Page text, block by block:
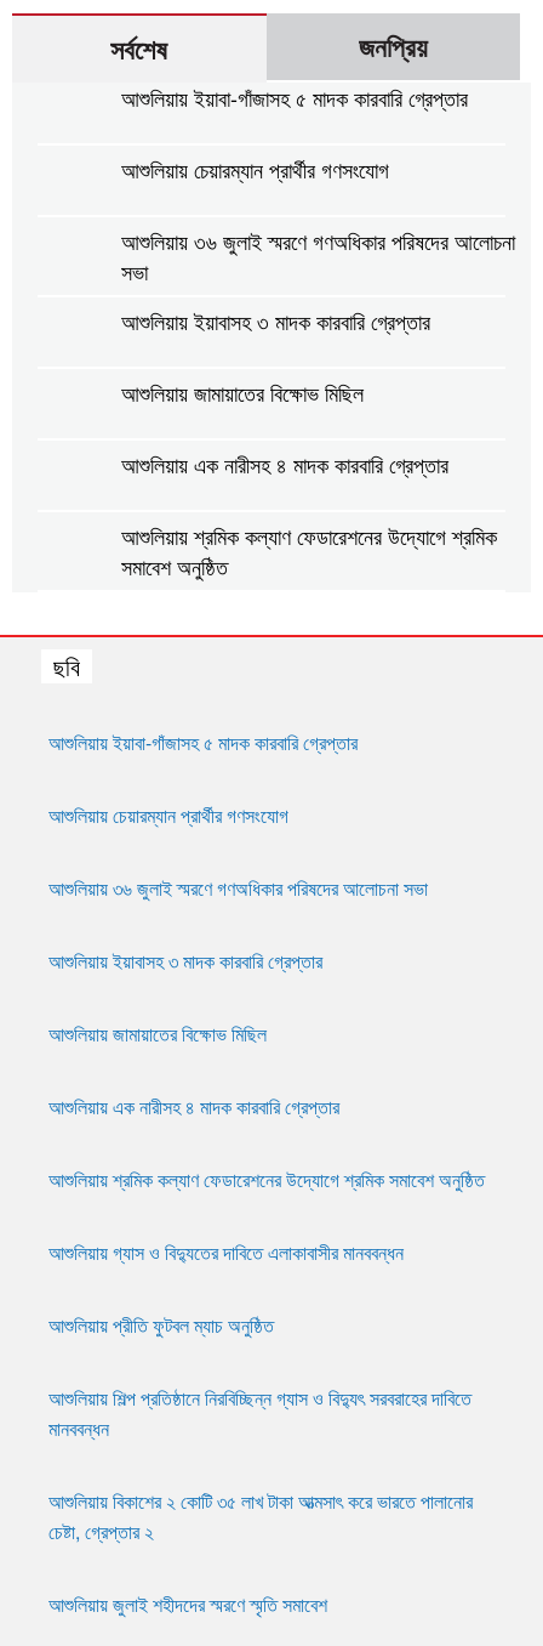
সর্বশেষ জনপ্রিয়
আশুলিয়ায় ইয়াবা-গাঁজাসহ ৫ মাদক কারবারি গ্রেপ্তার
আশুলিয়ায় চেয়ারম্যান প্রার্থীর গণসংযোগ
আশুলিয়ায় ৩৬ জুলাই স্মরণে গণঅধিকার পরিষদের আলোচনা
সভা
আশুলিয়ায় ইয়াবাসহ ৩ মাদক কারবারি গ্রেপ্তার
আশুলিয়ায় জামায়াতের বিক্ষোভ মিছিল
আশুলিয়ায় এক নারীসহ ৪ মাদক কারবারি গ্রেপ্তার
আশুলিয়ায় শ্রমিক কল্যাণ ফেডারেশনের উদ্যোগে শ্রমিক
সমাবেশ অনুষ্ঠিত
আশুলিয়ায় শিল্প প্রতিষ্ঠানে নিরবিচ্ছিন্ন গ্যাস ও বিদ্যুৎ
ছবি
আশুলিয়ায় ইয়াবা-গাঁজাসহ ৫ মাদক কারবারি গ্রেপ্তার
আশুলিয়ায় চেয়ারম্যান প্রার্থীর গণসংযোগ
আশুলিয়ায় ৩৬ জুলাই স্মরণে গণঅধিকার পরিষদের আলোচনা সভা
আশুলিয়ায় ইয়াবাসহ ৩ মাদক কারবারি গ্রেপ্তার
আশুলিয়ায় জামায়াতের বিক্ষোভ মিছিল
আশুলিয়ায় এক নারীসহ ৪ মাদক কারবারি গ্রেপ্তার
আশুলিয়ায় শ্রমিক কল্যাণ ফেডারেশনের উদ্যোগে শ্রমিক সমাবেশ অনুষ্ঠিত
আশুলিয়ায় গ্যাস ও বিদ্যুতের দাবিতে এলাকাবাসীর মানববন্ধন
আশুলিয়ায় প্রীতি ফুটবল ম্যাচ অনুষ্ঠিত
আশুলিয়ায় শিল্প প্রতিষ্ঠানে নিরবিচ্ছিন্ন গ্যাস ও বিদ্যুৎ সরবরাহের দাবিতে
মানববন্ধন
আশুলিয়ায় বিকাশের ২ কোটি ৩৫ লাখ টাকা আত্মসাৎ করে ভারতে পালানোর
চেষ্টা, গ্রেপ্তার ২
আশুলিয়ায় জুলাই শহীদদের স্মরণে স্মৃতি সমাবেশ